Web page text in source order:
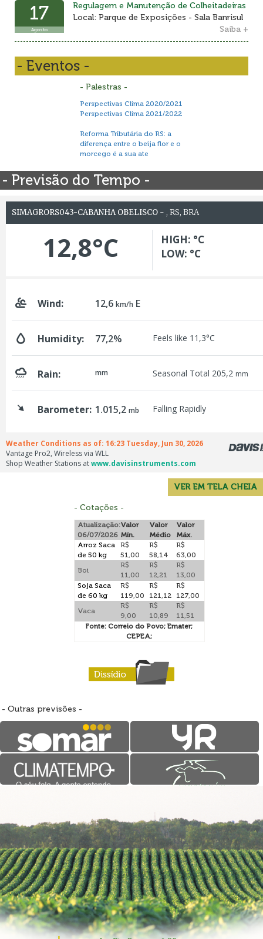
17
Agosto
Regulagem e Manutenção de Colheitadeiras
Local: Parque de Exposições - Sala Banrisul
Saiba +
- Eventos -
- Palestras -
Perspectivas Clima 2020/2021
Perspectivas Clima 2021/2022
Reforma Tributária do RS: a
diferença entre o beija flor e o
morcego é a sua ate
- Previsão do Tempo -
VER EM TELA CHEIA
- Cotações -
Atualização:
06/07/2026
Valor
Mín.
Valor
Médio
Valor
Máx.
Fonte: Correio do Povo; Emater;
CEPEA;
Arroz Saca
de 50 kg
R$
51,00
R$
58,14
R$
63,00
Boi
R$
11,00
R$
12,21
R$
13,00
Soja Saca
de 60 kg
R$
119,00
R$
121,12
R$
127,00
Vaca
R$
9,00
R$
10,89
R$
11,51
- Outras previsões -